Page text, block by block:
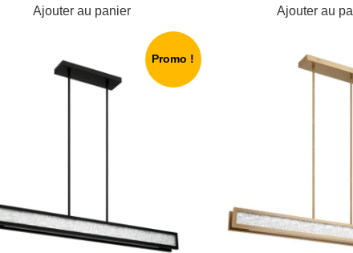
Ajouter au panier Ajouter au
Promo !